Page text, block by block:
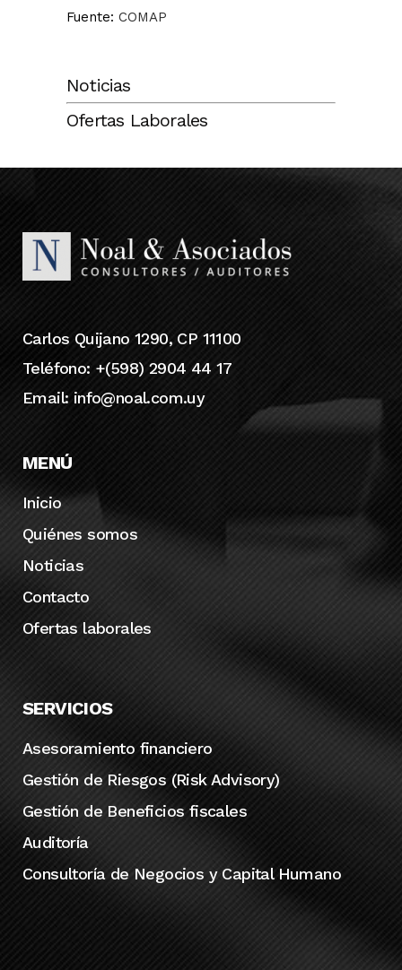
Fuente: COMAP
Noticias
Ofertas Laborales
Carlos Quijano 1290, CP 11100
Teléfono: +(598) 2904 44 17
Email: info@noal.com.uy
MENÚ
Inicio
Quiénes somos
Noticias
Contacto
Ofertas laborales
SERVICIOS
Asesoramiento financiero
Gestión de Riesgos (Risk Advisory)
Gestión de Beneficios fiscales
Auditoría
Consultoría de Negocios y Capital Humano